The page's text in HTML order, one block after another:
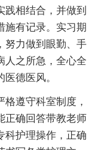
践相结合，并做到
施有记录。实习期
努力做到眼勤、手
人之所急，全心全
德医风。
遵守科室制度，
正确回答带教老师
科护理操作，正确